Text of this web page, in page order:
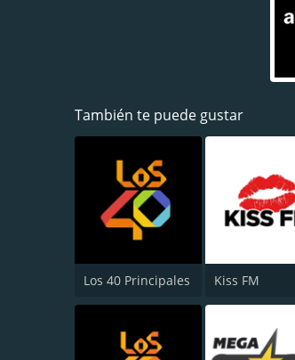
También te puede gustar
Los 40 Principales Kiss FM